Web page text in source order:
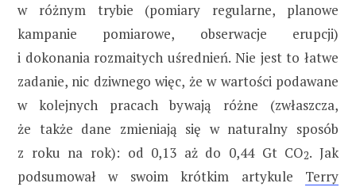
w różnym trybie (pomiary regularne, planowe
kampanie pomiarowe, obserwacje erupcji)
i dokonania rozmaitych uśrednień. Nie jest to łatwe
zadanie, nic dziwnego więc, że w wartości podawane
w kolejnych pracach bywają różne (zwłaszcza,
że także dane zmieniają się w naturalny sposób
z roku na rok): od 0,13 aż do 0,44 Gt CO2. Jak
podsumował w swoim krótkim artykule Terry